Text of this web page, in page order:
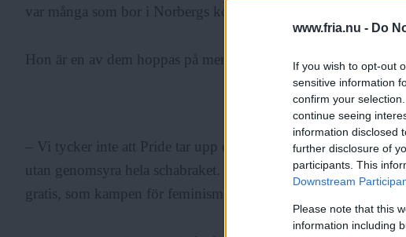
www.fria.nu - Do
If you wish to opt-out
sensitive information
confirm your
continue seeing
information disclosed
further disclosure of
participants. This
Downstream
Please note that this
information including
var många som bor i Norbergs kommun som köpte endagspass,
Hon är en av dem hoppas på mer "Q" som i Queer inom
– Vi tycker inte att Pride tar upp det tillräckligt, queer borde
utan genomsyra hela schabraket. Om vi lyckas sudda ut kön
gratis, som kampen för feminism och mot förtryck av